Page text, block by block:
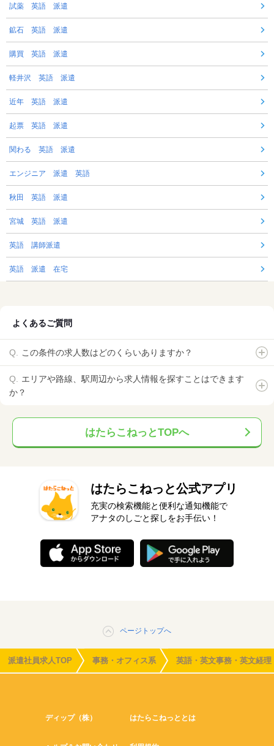
試薬 英語 派遣
鉱石 英語 派遣
購買 英語 派遣
軽井沢 英語 派遣
近年 英語 派遣
起票 英語 派遣
関わる 英語 派遣
エンジニア 派遣 英語
秋田 英語 派遣
宮城 英語 派遣
英語 講師派遣
英語 派遣 在宅
よくあるご質問
この条件の求人数はどのくらいありますか？
エリアや路線、駅周辺から求人情報を探すことはできます
か？
はたらこねっとTOPへ
はたらこねっと公式アプリ
充実の検索機能と便利な通知機能で
アナタのしごと探しをお手伝い！
ページトップへ
派遣社員求人TOP 事務・オフィス系 英語・英文事務・英文経理
ディップ（株） はたらこねっととは